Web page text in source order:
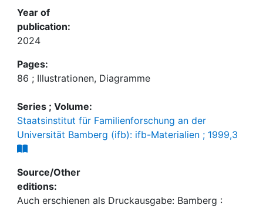
Year of
publication:
2024
Pages:
86 ; Illustrationen, Diagramme
Series ; Volume:
Staatsinstitut für Familienforschung an der
Universität Bamberg (ifb): ifb-Materialien ; 1999,3
Source/Other
editions:
Auch erschienen als Druckausgabe: Bamberg :